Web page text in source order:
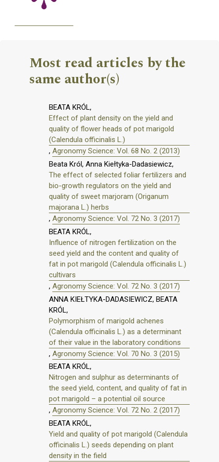
Most read articles by the
same author(s)
BEATA KRÓL,
Effect of plant density on the yield and
quality of flower heads of pot marigold
(Calendula officinalis L.)
, Agronomy Science: Vol. 68 No. 2 (2013)
Beata Król, Anna Kiełtyka-Dadasiewicz,
The effect of selected foliar fertilizers and
bio-growth regulators on the yield and
quality of sweet marjoram (Origanum
majorana L.) herbs
, Agronomy Science: Vol. 72 No. 3 (2017)
BEATA KRÓL,
Influence of nitrogen fertilization on the
seed yield and the content and quality of
fat in pot marigold (Calendula officinalis L.)
cultivars
, Agronomy Science: Vol. 72 No. 3 (2017)
ANNA KIEŁTYKA-DADASIEWICZ, BEATA
KRÓL,
Polymorphism of marigold achenes
(Calendula officinalis L.) as a determinant
of their value in the laboratory conditions
, Agronomy Science: Vol. 70 No. 3 (2015)
BEATA KRÓL,
Nitrogen and sulphur as determinants of
the seed yield, content, and quality of fat in
pot marigold – a potential oil source
, Agronomy Science: Vol. 72 No. 2 (2017)
BEATA KRÓL,
Yield and quality of pot marigold (Calendula
officinalis L.) seeds depending on plant
density in the field